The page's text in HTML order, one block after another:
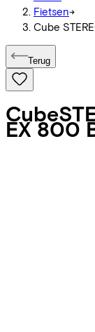
Fietsen->
Cube
Terug
Cube
EX 800